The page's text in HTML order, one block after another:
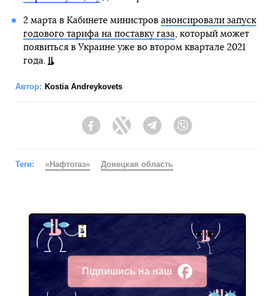
2 марта в Кабинете министров анонсировали запуск
годового тарифа на поставку газа, который может
появиться в Украине уже во втором квартале 2021
года.
Автор: Kostia Andreykovets
FacebookTwitter Telegram
Теги: «Нафтогаз» Донецкая область
Підпишись на наш
Facebook